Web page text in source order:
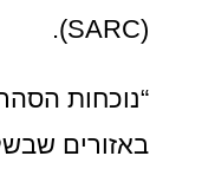
(SARC).
“נוכחות
באזורים